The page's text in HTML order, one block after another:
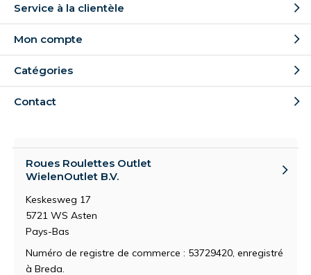
Service à la clientèle
Mon compte
Catégories
Contact
Roues Roulettes Outlet
WielenOutlet B.V.
Keskesweg 17
5721 WS Asten
Pays-Bas
Numéro de registre de commerce : 53729420, enregistré
à Breda.